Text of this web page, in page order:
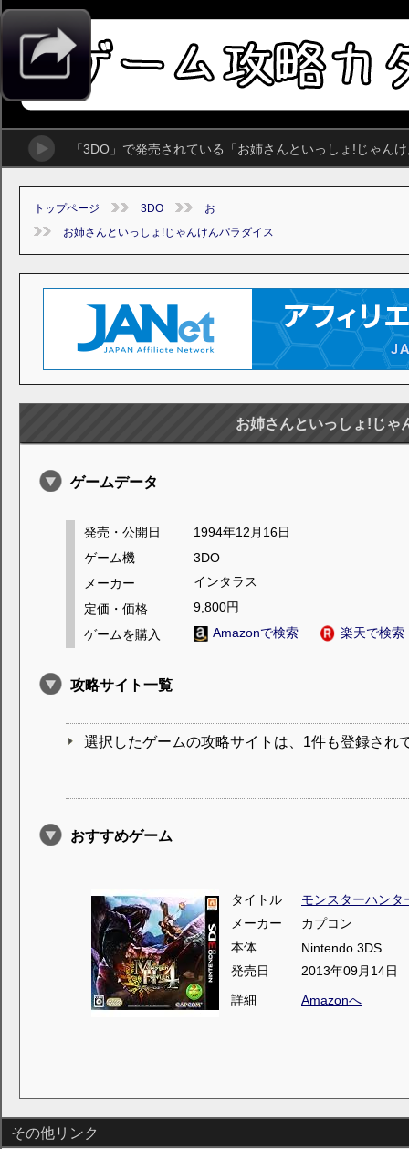
「3DO」で発売されている「お姉さんといっしょ!じゃん
トップページ 3DO
お
お姉さんといっしょ!じゃんけんパラダイス
お姉さんといっしょ!じゃ
ゲームデータ
発売・公開日
1994年12月16日
ゲーム機
3DO
メーカー
インタラス
定価・価格
9,800円
ゲームを購入
Amazonで検索 楽天で検索
攻略サイト一覧
選択したゲームの攻略サイトは、1件も登録され
おすすめゲーム
タイトル
モンスターハンタ
メーカー
カプコン
本体
Nintendo 3DS
発売日
2013年09月14日
詳細
Amazonへ
その他リンク